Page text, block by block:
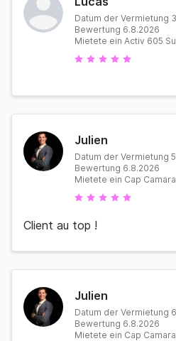
Datum der Vermietung
Bewertung 6.8.2026
Mietete ein Activ 605
Julien
Datum der Vermietung
Bewertung 6.8.2026
Mietete ein Cap
Client au top !
Julien
Datum der Vermietung
Bewertung 6.8.2026
Mietete ein Cap